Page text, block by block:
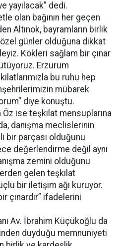
yayılacak” dedi.
olan bağının her geçen
Altınok, bayramların birlik
günler olduğuna dikkat
Kökleri sağlam bir çınar
Erzurum
bu ruhu hep
mübarek
diye konuştu.
ise teşkilat mensuplarına
danışma meclislerinin
bir parçası olduğunu
değerlendirme değil aynı
zemini olduğunu
gelen teşkilat
bir iletişim ağı kuruyor.
çınardır” ifadelerini
Av. İbrahim Küçükoğlu da
duyduğu memnuniyeti